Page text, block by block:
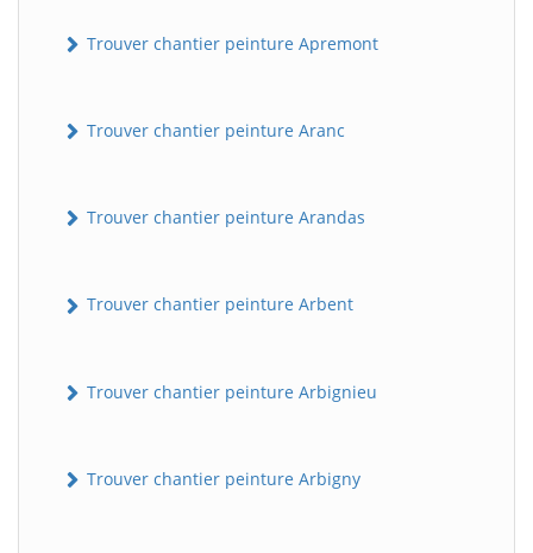
Trouver chantier peinture Apremont
Trouver chantier peinture Aranc
Trouver chantier peinture Arandas
Trouver chantier peinture Arbent
Trouver chantier peinture Arbignieu
Trouver chantier peinture Arbigny